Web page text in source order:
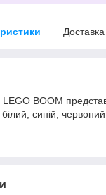
Доставка
BOOM
синій,